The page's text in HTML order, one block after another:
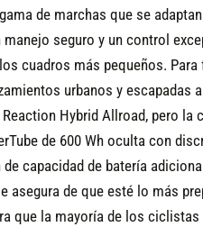
de marchas que se
seguro y un control
cuadros más pequeños.
urbanos y escapadas
Hybrid Allroad, pero
de 600 Wh oculta con
capacidad de batería
de que esté lo más
que la mayoría de los